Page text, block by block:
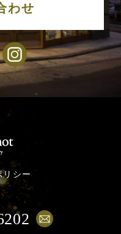
わせ
シー